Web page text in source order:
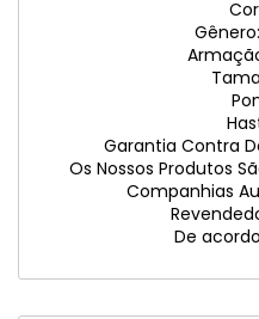
Garantia Contra
Os Nossos Produtos
Companhias
De